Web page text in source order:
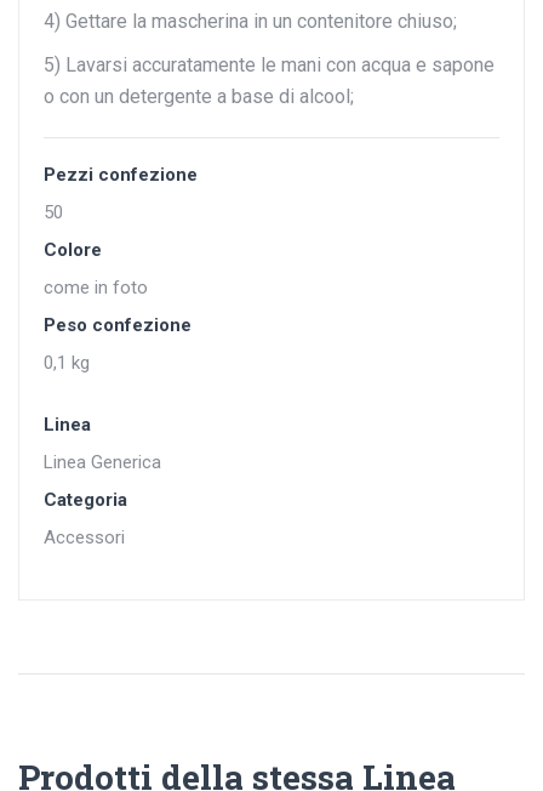
4) Gettare la mascherina in un contenitore chiuso;
5) Lavarsi accuratamente le mani con acqua e sapone
o con un detergente a base di alcool;
Pezzi confezione
50
Colore
come in foto
Peso confezione
0,1 kg
Linea
Linea Generica
Categoria
Accessori
Prodotti della stessa Linea